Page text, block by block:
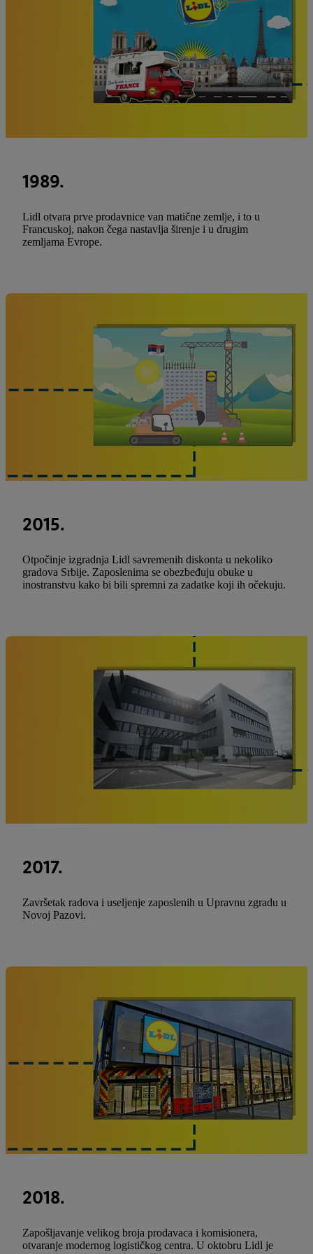
1989.
Lidl otvara prve prodavnice van matične zemlje, i to u
Francuskoj, nakon čega nastavlja širenje i u drugim
zemljama Evrope.
2015.
Otpočinje izgradnja Lidl savremenih diskonta u nekoliko
gradova Srbije. Zaposlenima se obezbeđuju obuke u
inostranstvu kako bi bili spremni za zadatke koji ih očekuju.
2017.
Završetak radova i useljenje zaposlenih u Upravnu zgradu u
Novoj Pazovi.
2018.
Zapošljavanje velikog broja prodavaca i komisionera,
otvaranje modernog logističkog centra. U oktobru Lidl je